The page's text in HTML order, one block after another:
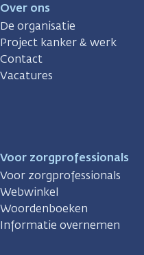
Over ons
De organisatie
Project kanker & werk
Contact
Vacatures
Voor zorgprofessionals
Voor zorgprofessionals
Webwinkel
Woordenboeken
Informatie overnemen